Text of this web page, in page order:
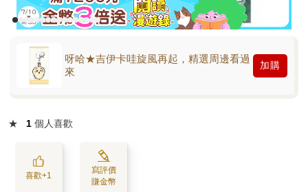
呀哈★吉伊卡哇旋風再起，精選周邊看過
來
加購
★ 1 個人喜歡
喜歡+1
寫評價
賺金幣